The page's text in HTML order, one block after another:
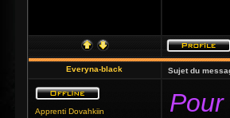
Everyna-black Sujet du
Apprenti Dovahkiin